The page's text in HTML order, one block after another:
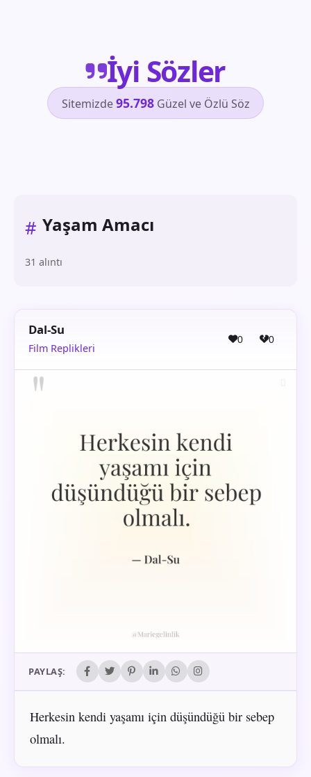
İyi Sözler
Sitemizde95.798Güzel ve Özlü Söz
# Yaşam Amacı
31 alıntı
Dal-Su
Film Replikleri
0 0
PAYLAŞ:
Herkesin kendi yaşamı için düşündüğü bir sebep
olmalı.